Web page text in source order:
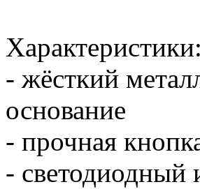
Характеристики:
- жёсткий
основание
- прочная
- светодиодный